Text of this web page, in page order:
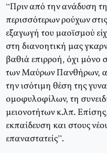
“Πριν από την ανάδυση
περισσότερων ρούχων
εξαγωγή του μαοϊσμού
στη διανοητική μας
βαθιά επιρροή, όχι μόνο
των Μαύρων Πανθήρων,
την ισότιμη θέση της
ομοφυλοφίλων, τη
μειονοτήτων κ.λπ.
εκπαίδευση και στους
επαναστατείς”.